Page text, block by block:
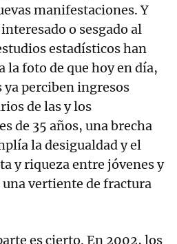
manifestaciones. Y
o sesgado al
estadísticos han
la foto de que hoy en día,
perciben ingresos
de las y los
de 35 años, una brecha
la desigualdad y el
y riqueza entre jóvenes y
vertiente de fractura
es cierto. En 2002, los